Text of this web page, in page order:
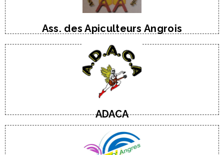
Ass. des Apiculteurs Angrois
ADACA
M. Patrick POUMAER
Tel : 06 67 61 41 56
E-Mail